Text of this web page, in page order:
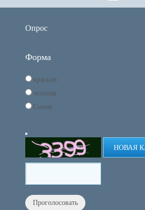
Опрос
Форма
красная
зеленая
Синяя
НОВАЯ